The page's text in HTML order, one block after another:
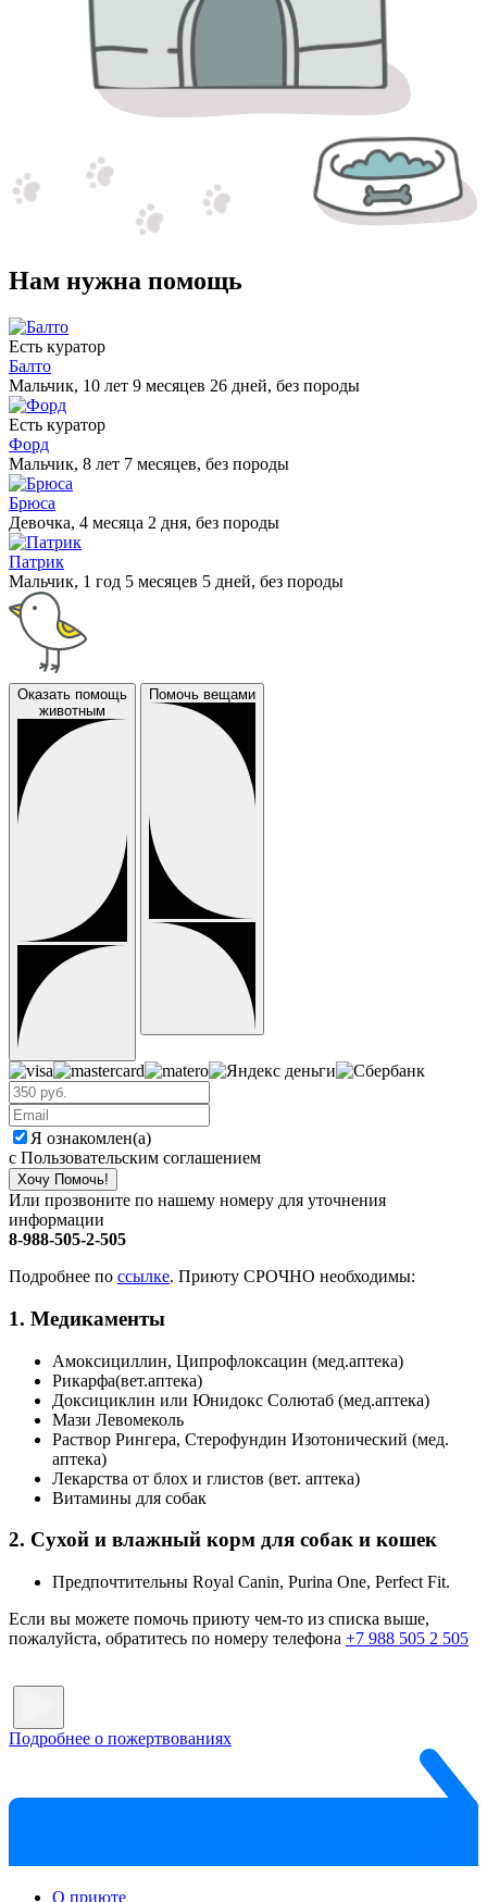
Нам нужна помощь
Есть куратор
Балто
Мальчик, 10 лет 9 месяцев 26 дней, без породы
Есть куратор
Форд
Мальчик, 8 лет 7 месяцев, без породы
Брюса
Девочка, 4 месяца 2 дня, без породы
Патрик
Мальчик, 1 год 5 месяцев 5 дней, без породы
Оказать помощь
животным
Помочь вещами
Я ознакомлен(а)
с Пользовательским соглашением
Хочу Помочь!
Или прозвоните по нашему номеру для уточнения
информации
8-988-505-2-505
Подробнее по ссылке. Приюту СРОЧНО необходимы:
1. Медикаменты
Амоксициллин, Ципрофлоксацин (мед.аптека)
Рикарфа(вет.аптека)
Доксициклин или Юнидокс Солютаб (мед.аптека)
Мази Левомеколь
Раствор Рингера, Стерофундин Изотонический (мед.
аптека)
Лекарства от блох и глистов (вет. аптека)
Витамины для собак
2. Сухой и влажный корм для собак и кошек
Предпочтительны Royal Canin, Purina One, Perfect Fit.
Если вы можете помочь приюту чем-то из списка выше,
пожалуйста, обратитесь по номеру телефона +7 988 505 2 505
Подробнее о пожертвованиях
О приюте